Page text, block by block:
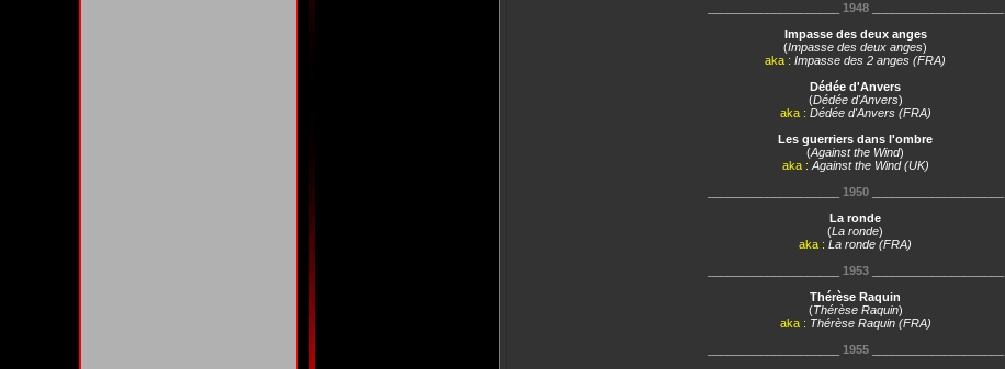
1948____________________
Impasse des deux anges
(Impasse des deux anges)
aka : Impasse des 2 anges (FRA)
Dédée d'Anvers
(Dédée d'Anvers)
aka : Dédée d'Anvers (FRA)
Les guerriers dans l'ombre
(Against the Wind)
aka : Against the Wind (UK)
1950____________________
La ronde
(La ronde)
aka : La ronde (FRA)
1953____________________
Thérèse Raquin
(Thérèse Raquin)
aka : Thérèse Raquin (FRA)
1955____________________